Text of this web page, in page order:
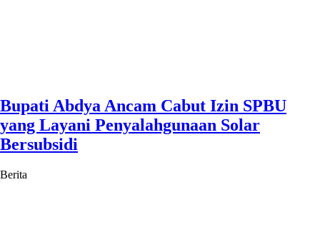
Bupati Abdya Ancam Cabut Izin SPBU
yang Layani Penyalahgunaan Solar
Bersubsidi
Berita